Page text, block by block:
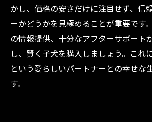
かし、価格の安さだけに注目せず、信
ーかどうかを見極めることが重要です
の情報提供、十分なアフターサポート
し、賢く子犬を購入しましょう。これ
という愛らしいパートナーとの幸せな
す。